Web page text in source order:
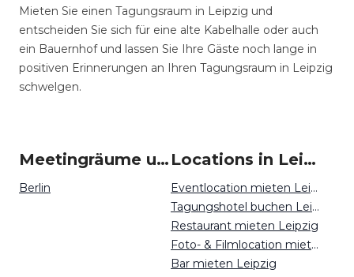
Mieten Sie einen Tagungsraum in Leipzig und
entscheiden Sie sich für eine alte Kabelhalle oder auch
ein Bauernhof und lassen Sie Ihre Gäste noch lange in
positiven Erinnerungen an Ihren Tagungsraum in Leipzig
schwelgen.
Meetingräume um Leipzig
Berlin
Locations in Leipzig mieten
Eventlocation mieten Leipzig
Tagungshotel buchen Leipzig
Restaurant mieten Leipzig
Foto- & Filmlocation mieten Leipzig
Bar mieten Leipzig